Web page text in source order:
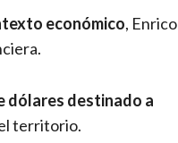
económico, Enrico
dólares destinado a
territorio.